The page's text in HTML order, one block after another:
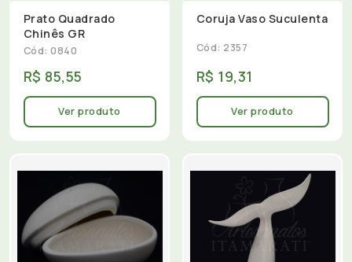
Prato Quadrado
Chinês GR
Cód: 0840
R$ 85,55
Ver produto
Coruja Vaso Suculenta
Cód: 2357
R$ 19,31
Ver produto